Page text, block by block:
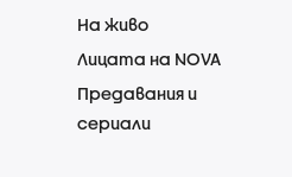
На живо
Лицата на NOVA
Предавания и
сериали